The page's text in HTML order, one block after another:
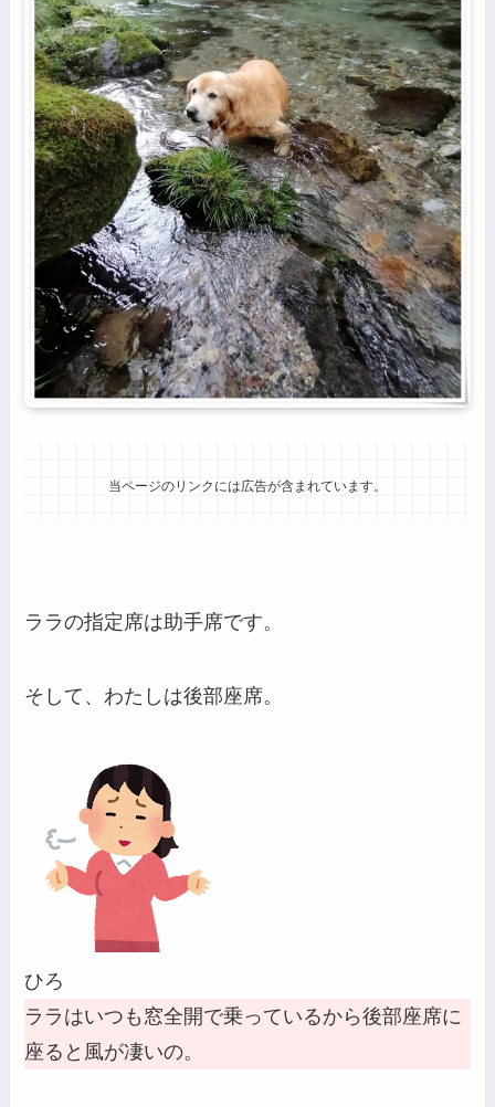
当ページのリンクには広告が含まれています。
ララの指定席は助手席です。
そして、わたしは後部座席。
ひろ
ララはいつも窓全開で乗っているから後部座席に
座ると風が凄いの。